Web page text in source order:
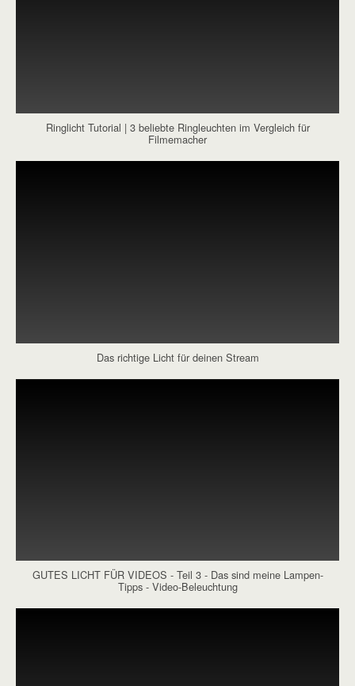
Ringlicht Tutorial | 3 beliebte Ringleuchten im Vergleich für
Filmemacher
Das richtige Licht für deinen Stream
GUTES LICHT FÜR VIDEOS - Teil 3 - Das sind meine Lampen-
Tipps - Video-Beleuchtung